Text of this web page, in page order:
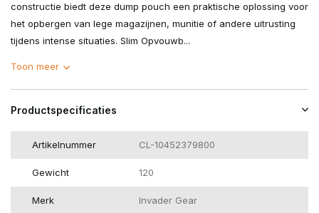
constructie biedt deze dump pouch een praktische oplossing voor
het opbergen van lege magazijnen, munitie of andere uitrusting
tijdens intense situaties. Slim Opvouwb...
Toon meer
Productspecificaties
Artikelnummer CL-10452379800
Gewicht 120
Merk Invader Gear